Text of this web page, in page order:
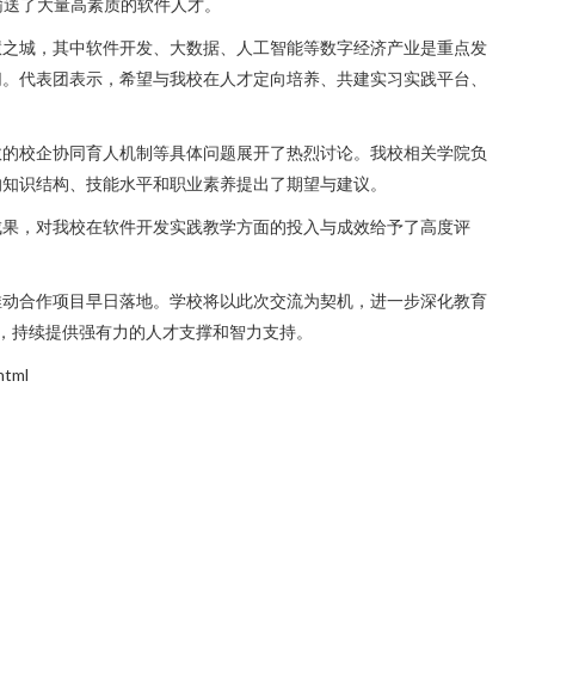
了大量高素质的软件人才。
城，其中软件开发、大数据、人工智能等数字经济产业是重点发
表团表示，希望与我校在人才定向培养、共建实习实践平台、
校企协同育人机制等具体问题展开了热烈讨论。我校相关学院负
结构、技能水平和职业素养提出了期望与建议。
，对我校在软件开发实践教学方面的投入与成效给予了高度评
合作项目早日落地。学校将以此次交流为契机，进一步深化教育
续提供强有力的人才支撑和智力支持。